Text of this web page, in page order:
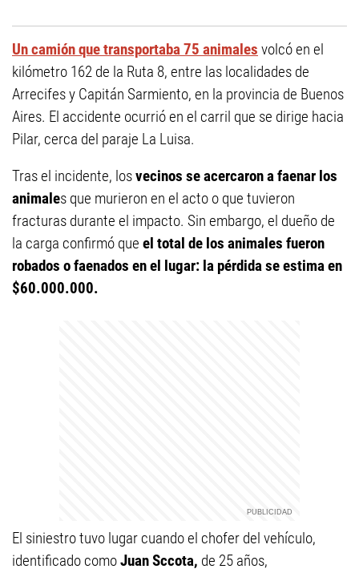
Un camión que transportaba 75 animales volcó en el
kilómetro 162 de la Ruta 8, entre las localidades de
Arrecifes y Capitán Sarmiento, en la provincia de Buenos
Aires. El accidente ocurrió en el carril que se dirige hacia
Pilar, cerca del paraje La Luisa.
Tras el incidente, losvecinos se acercaron a faenar los
animales que murieron en el acto o que tuvieron
fracturas durante el impacto. Sin embargo, el dueño de
la carga confirmó que el total de los animales fueron
robados o faenados en el lugar: la pérdida se estima en
$60.000.000.
El siniestro tuvo lugar cuando el chofer del vehículo,
identificado comoJuan Sccota, de 25 años,